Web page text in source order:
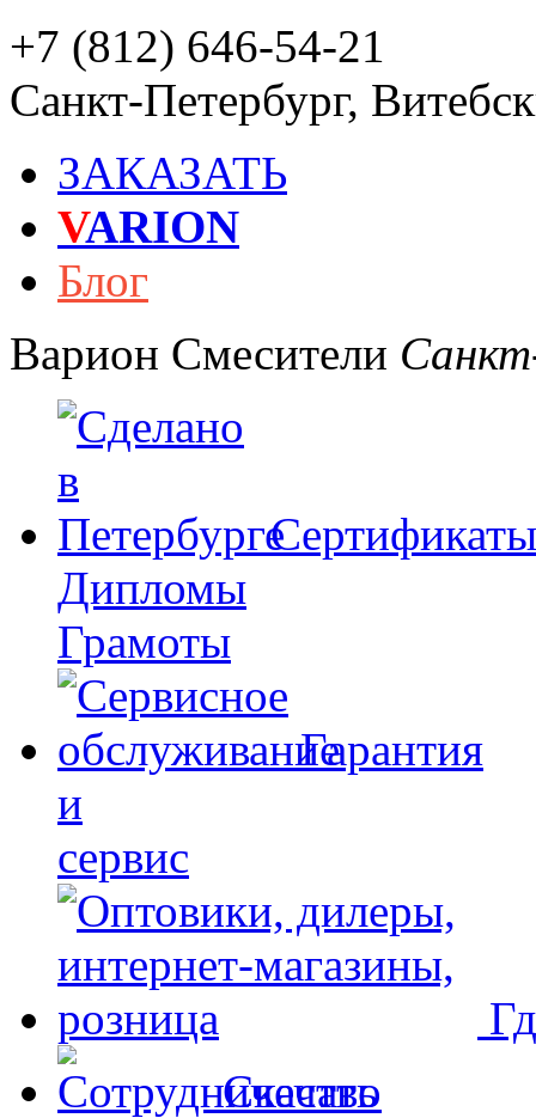
+7 (812) 646-54-21
Санкт-Петербург,
ЗАКАЗАТЬ
VARION
Блог
Варион Смесители
Сертификаты
Дипломы
Грамоты
Гарантия
и
сервис
Скачать